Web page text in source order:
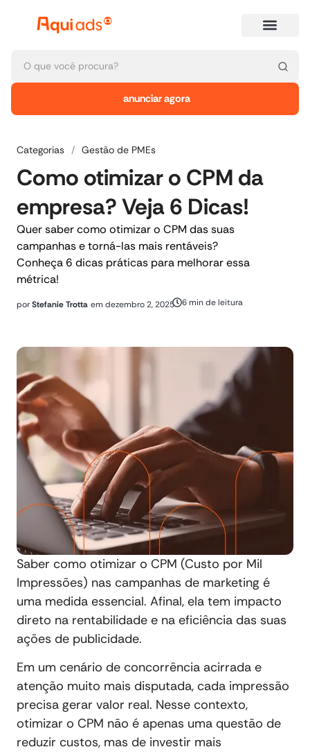
anunciar agora
Categorias / Gestão de PMEs
Como otimizar o CPM da
empresa? Veja 6 Dicas!
Quer saber como otimizar o CPM das suas
campanhas e torná-las mais rentáveis?
Conheça 6 dicas práticas para melhorar essa
métrica!
porStefanie Trotta em dezembro 2, 2025 6 min de leitura
Saber como otimizar o CPM (Custo por Mil
Impressões) nas campanhas de marketing é
uma medida essencial. Afinal, ela tem impacto
direto na rentabilidade e na eficiência das suas
ações de publicidade.
Em um cenário de concorrência acirrada e
atenção muito mais disputada, cada impressão
precisa gerar valor real. Nesse contexto,
otimizar o CPM não é apenas uma questão de
reduzir custos, mas de investir mais